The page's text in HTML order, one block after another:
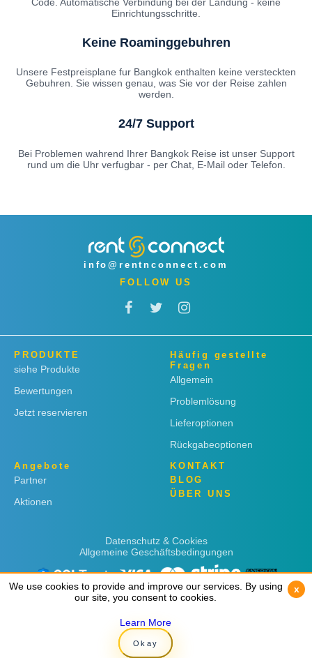
Einrichtungsschritte.
Keine Roaminggebuhren
Unsere Festpreisplane fur Bangkok enthalten keine versteckten
Gebuhren. Sie wissen genau, was Sie vor der Reise zahlen
werden.
24/7 Support
Bei Problemen wahrend Ihrer Bangkok Reise ist unser Support
rund um die Uhr verfugbar - per Chat, E-Mail oder Telefon.
info@rentnconnect.com
FOLLOW US
PRODUKTE
siehe Produkte
Bewertungen
Jetzt reservieren
Häufig gestellte
Fragen
Allgemein
Problemlösung
Lieferoptionen
Rückgabeoptionen
Angebote
Partner
Aktionen
KONTAKT
BLOG
ÜBER UNS
Datenschutz & Cookies
Allgemeine Geschäftsbedingungen
Copyright © 2019 Rent 'n Connect
We use cookies to provide and improve our services. By using
our site, you consent to cookies.
Learn More
Okay
x
We use cookies to provide and improve our services. By using
our site, you consent to cookies.
Learn More
Okay
x